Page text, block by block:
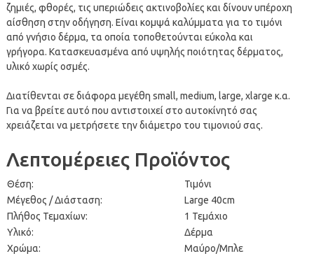
ζημιές, φθορές, τις υπεριώδεις ακτινοβολίες και δίνουν υπέροχη
αίσθηση στην οδήγηση. Είναι κομψά καλύμματα για το τιμόνι
από γνήσιο δέρμα, τα οποία τοποθετούνται εύκολα και
γρήγορα. Κατασκευασμένα από υψηλής ποιότητας δέρματος,
υλικό χωρίς οσμές.
Διατίθενται σε διάφορα μεγέθη small, medium, large, xlarge κ.α.
Για να βρείτε αυτό που αντιστοιχεί στο αυτοκίνητό σας
χρειάζεται να μετρήσετε την διάμετρο του τιμονιού σας.
Λεπτομέρειες Προϊόντος
Θέση:
Τιμόνι
Μέγεθος / Διάσταση:
Large 40cm
Πλήθος Τεμαχίων:
1 Τεμάχιο
Υλικό:
Δέρμα
Χρώμα:
Μαύρο/Μπλε